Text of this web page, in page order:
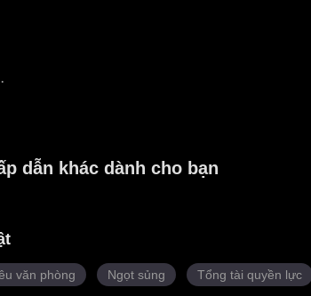
dẫn khác dành cho bạn
văn phòng Ngọt sủng Tổng tài quyền lực